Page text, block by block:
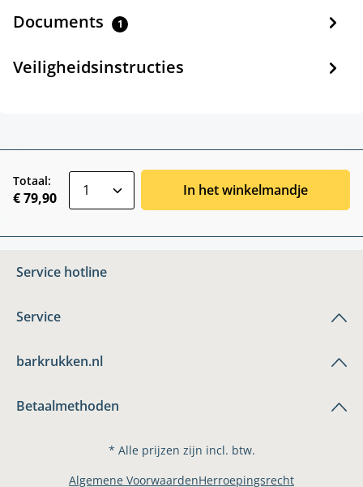
Documents 1
Veiligheidsinstructies
Totaal:
€ 79,90 In het winkelmandje
Service hotline
Service
barkrukken.nl
Betaalmethoden
* Alle prijzen zijn incl. btw.
Algemene VoorwaardenHerroepingsrecht